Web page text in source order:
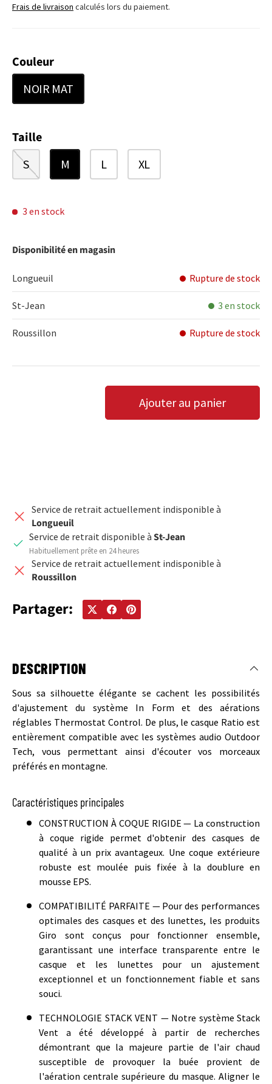
Frais de livraison calculés lors du paiement.
Couleur
NOIR MAT
Taille
S M L XL
3 en stock
Disponibilité en magasin
Longueuil Rupture de stock
St-Jean 3 en stock
Roussillon Rupture de stock
DIMINUER LA QUANTITÉ
AUGMENTER LA QUANTITÉ
Ajouter au panier
Service de retrait actuellement indisponible à
Longueuil
Service de retrait disponible à St-Jean
Habituellement prête en 24 heures
Service de retrait actuellement indisponible à
Roussillon
Partager:
DESCRIPTION
Sous sa silhouette élégante se cachent les possibilités
d'ajustement du système In Form et des aérations
réglables Thermostat Control. De plus, le casque Ratio est
entièrement compatible avec les systèmes audio Outdoor
Tech, vous permettant ainsi d'écouter vos morceaux
préférés en montagne.
Caractéristiques principales
CONSTRUCTION À COQUE RIGIDE — La construction
à coque rigide permet d'obtenir des casques de
qualité à un prix avantageux. Une coque extérieure
robuste est moulée puis fixée à la doublure en
mousse EPS.
COMPATIBILITÉ PARFAITE — Pour des performances
optimales des casques et des lunettes, les produits
Giro sont conçus pour fonctionner ensemble,
garantissant une interface transparente entre le
casque et les lunettes pour un ajustement
exceptionnel et un fonctionnement fiable et sans
souci.
TECHNOLOGIE STACK VENT — Notre système Stack
Vent a été développé à partir de recherches
démontrant que la majeure partie de l'air chaud
susceptible de provoquer la buée provient de
l'aération centrale supérieure du masque. Aligner le